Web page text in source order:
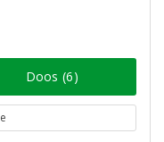
Doos (6)